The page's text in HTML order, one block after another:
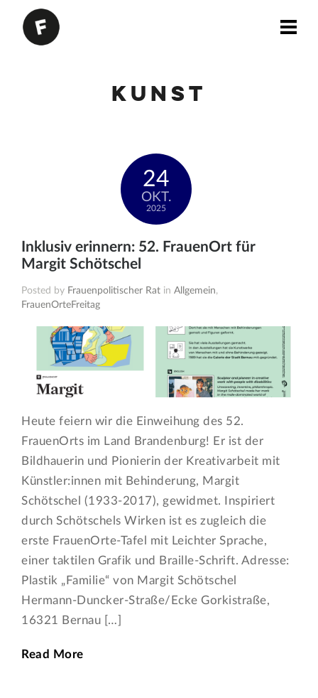
Kunst
24
OKT.
2025
Inklusiv erinnern: 52. FrauenOrt für
Margit Schötschel
Posted by Frauenpolitischer Rat inAllgemein,
FrauenOrteFreitag
Heute feiern wir die Einweihung des 52.
FrauenOrts im Land Brandenburg! Er ist der
Bildhauerin und Pionierin der Kreativarbeit mit
Künstler:innen mit Behinderung, Margit
Schötschel (1933-2017), gewidmet. Inspiriert
durch Schötschels Wirken ist es zugleich die
erste FrauenOrte-Tafel mit Leichter Sprache,
einer taktilen Grafik und Braille-Schrift. Adresse:
Plastik „Familie“ von Margit Schötschel
Hermann-Duncker-Straße/Ecke Gorkistraße,
16321 Bernau […]
Read More